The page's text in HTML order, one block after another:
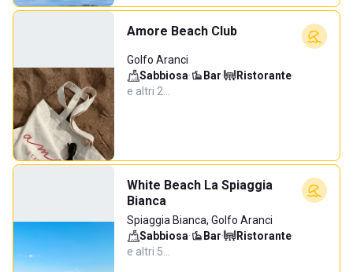
Amore Beach Club
Golfo Aranci
Sabbiosa· Bar· Ristorante·
e altri 2…
White Beach La Spiaggia
Bianca
Spiaggia Bianca, Golfo Aranci
Sabbiosa· Bar· Ristorante·
e altri 5…